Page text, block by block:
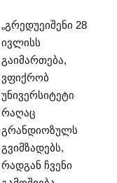
„გრედუეიშენი 28
ივლისს
გაიმართება,
ვფიქრობ
უნივერსიტეტი
რაღაც
გრანდიოზულს
გვიმზადებს,
რადგან ჩვენი